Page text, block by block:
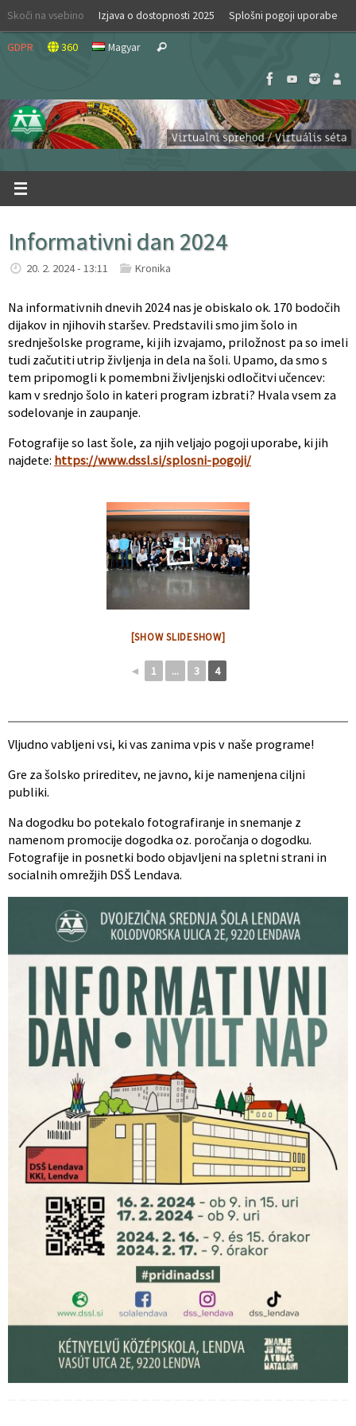
Skip
content
Skoči na vsebino Izjava o dostopnosti 2025 Splošni pogoji uporabe
GDPR 360 Magyar Search
Informativni dan 2024
20. 2. 2024 - 13:11 Kronika
Na informativnih dnevih 2024 nas je obiskalo ok. 170 bodočih
dijakov in njihovih staršev. Predstavili smo jim šolo in
srednješolske programe, ki jih izvajamo, priložnost pa so imeli
tudi začutiti utrip življenja in dela na šoli. Upamo, da smo s
tem pripomogli k pomembni življenjski odločitvi učencev:
kam v srednjo šolo in kateri program izbrati? Hvala vsem za
sodelovanje in zaupanje.
Fotografije so last šole, za njih veljajo pogoji uporabe, ki jih
najdete: https://www.dssl.si/splosni-pogoji/
[SHOW SLIDESHOW]
◄ 1 ... 3 4
Vljudno vabljeni vsi, ki vas zanima vpis v naše programe!
Gre za šolsko prireditev, ne javno, ki je namenjena ciljni
publiki.
Na dogodku bo potekalo fotografiranje in snemanje z
namenom promocije dogodka oz. poročanja o dogodku.
Fotografije in posnetki bodo objavljeni na spletni strani in
socialnih omrežjih DSŠ Lendava.